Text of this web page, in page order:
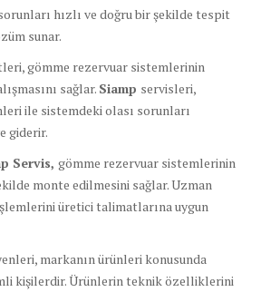
hızlı ve doğru bir şekilde tespit
sunar.
gömme rezervuar sistemlerinin
sağlar. Siamp servisleri,
ile sistemdeki olası sorunları
giderir.
Servis, gömme rezervuar sistemlerinin
monte edilmesini sağlar. Uzman
üretici talimatlarına uygun
markanın ürünleri konusunda
kişilerdir. Ürünlerin teknik özelliklerini